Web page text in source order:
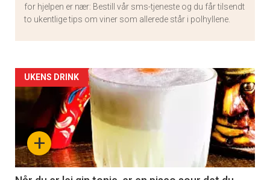
for hjelpen er nær: Bestill vår sms-tjeneste og du får tilsendt
to ukentlige tips om viner som allerede står i polhyllene.
Artikler
detail
section
+
UKENS DRINK